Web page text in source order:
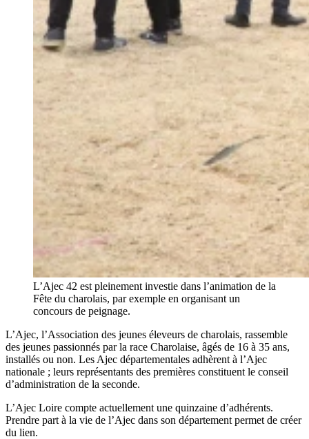
L’Ajec 42 est pleinement investie dans l’animation de la
Fête du charolais, par exemple en organisant un
concours de peignage.
L’Ajec, l’Association des jeunes éleveurs de charolais, rassemble
des jeunes passionnés par la race Charolaise, âgés de 16 à 35 ans,
installés ou non. Les Ajec départementales adhèrent à l’Ajec
nationale ; leurs représentants des premières constituent le conseil
d’administration de la seconde.
L’Ajec Loire compte actuellement une quinzaine d’adhérents.
Prendre part à la vie de l’Ajec dans son département permet de créer
du lien.